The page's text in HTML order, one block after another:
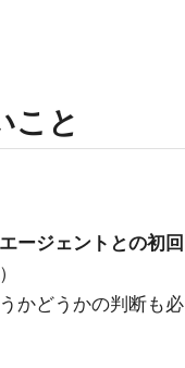
こと
ージェントとの初回
かどうかの判断も必